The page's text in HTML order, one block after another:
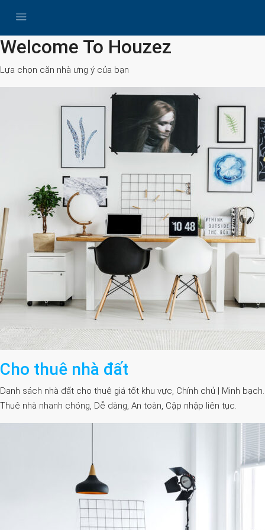
Search
Welcome To Houzez
Lựa chọn căn nhà ưng ý của bạn
Cho thuê nhà đất
Danh sách nhà đất cho thuê giá tốt khu vực, Chính chủ | Minh bạch.
Thuê nhà nhanh chóng, Dễ dàng, An toàn, Cập nhập liên tục.